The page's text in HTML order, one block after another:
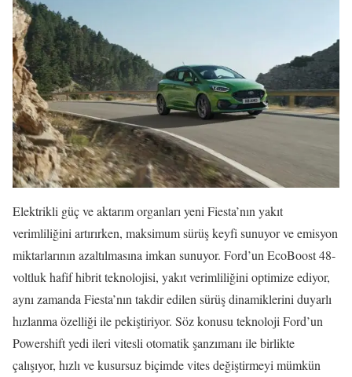
Elektrikli güç ve aktarım organları yeni Fiesta’nın yakıt
verimliliğini artırırken, maksimum sürüş keyfi sunuyor ve emisyon
miktarlarının azaltılmasına imkan sunuyor. Ford’un EcoBoost 48-
voltluk hafif hibrit teknolojisi, yakıt verimliliğini optimize ediyor,
aynı zamanda Fiesta’nın takdir edilen sürüş dinamiklerini duyarlı
hızlanma özelliği ile pekiştiriyor. Söz konusu teknoloji Ford’un
Powershift yedi ileri vitesli otomatik şanzımanı ile birlikte
çalışıyor, hızlı ve kusursuz biçimde vites değiştirmeyi mümkün